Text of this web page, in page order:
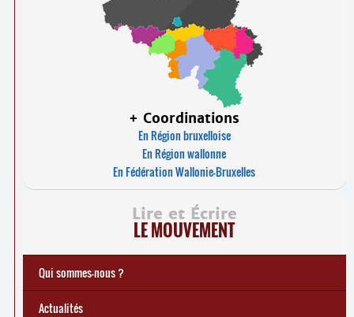
+ Coordinations
En Région bruxelloise
En Région wallonne
En Fédération Wallonie-Bruxelles
Lire et Écrire
LE MOUVEMENT
Qui sommes-nous ?
Notre histoire
Le mouvement Lire et Écrire
Charte de Lire et Écrire
Actions de recherches et études
Actions de formations de formateurs
... Tous les articles
Actualités